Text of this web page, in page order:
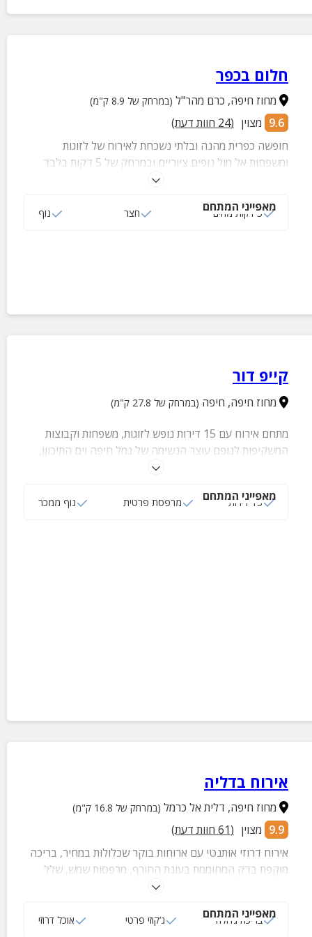
חלום בכפר
מחוז חיפה, כרם מהר"ל (במרחק של 8.9 ק"מ)
9.6 מצוין (
24 חוות דעת)
חופשה כפרית מהנה ובלתי נשכחת לאירוח של לזוגות
ומשפחות אל מול נופים ציוריים ובמרחק של 5 דקות בלבד
מאפייני המתחם
5 דקות מהים חצר נוף
קייפ דור
מחוז חיפה, חיפה (במרחק של 27.8 ק"מ)
מתחם אירוח עם 15 דירות נופש לזוגות, משפחות וקבוצות
המשקיפות לנופם עוצר הנשימה של נמל חיפה וים התיכוןן,
רחבי העיר והסביבה. בכל דירה תוכלו ליהנות ממרפסת
שלל פינוקים.
מאפייני המתחם
15 דירות מרפסת פרטית נוף ממכר
אירוח בדליה
מחוז חיפה, דלית אל כרמל (במרחק של 16.8 ק"מ)
9.9 מצוין (
61 חוות דעת)
אירוח דרוזי אותנטי עם ארוחות בוקר שכלולות במחיר, בריכה
מוקפת בדק המחוממת בעונת החורף, מרפסות שמש, שלל
פינות ישיבה, איבזור מלא ומוקפד, צמחיה עשירה ואווירה
מאפייני המתחם
בריכה גדולה ג‘קוזי פרטי אוכל דרוזי